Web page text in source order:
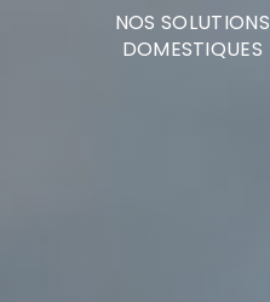
NOS SOLUTIONS
DOMESTIQUES